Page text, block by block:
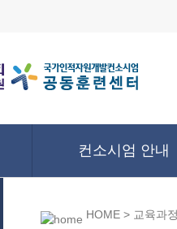
컨소시엄 안내
HOME > 교육과